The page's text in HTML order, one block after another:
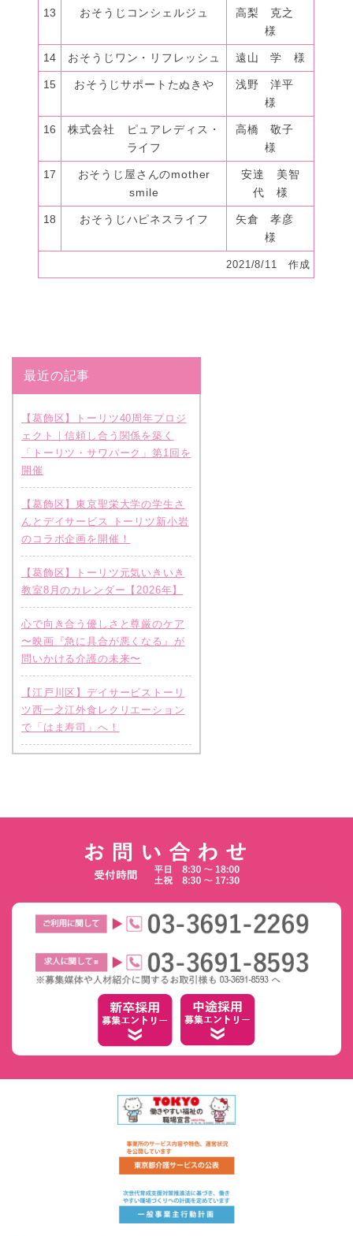
13 おそうじコンシェルジュ
高梨 克之
様
14 おそうじワン・リフレッシュ 遠山 学 様
15 おそうじサポートたぬきや
浅野 洋平
様
16
株式会社 ピュアレディス・
ライフ
高橋 敬子
様
17
おそうじ屋さんのmother
smile
安達 美智
代 様
18 おそうじハピネスライフ
矢倉 孝彦
様
2021/8/11 作成
最近の記事
【葛飾区】トーリツ40周年プロジ
ェクト｜信頼し合う関係を築く
「トーリツ・サワパーク」第1回を
開催
【葛飾区】東京聖栄大学の学生さ
んとデイサービス トーリツ新小岩
のコラボ企画を開催！
【葛飾区】トーリツ元気いきいき
教室8月のカレンダー【2026年】
心で向き合う優しさと尊厳のケア
〜映画『急に具合が悪くなる』が
問いかける介護の未来〜
【江戸川区】デイサービストーリ
ツ西一之江外食レクリエーション
で「はま寿司」へ！